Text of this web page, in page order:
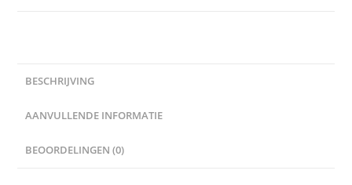
BESCHRIJVING
AANVULLENDE INFORMATIE
BEOORDELINGEN (0)